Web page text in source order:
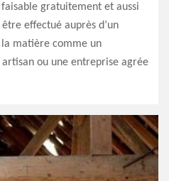
gratuitement et aussi
effectué auprès d’un
matière comme un
ou une entreprise agrée